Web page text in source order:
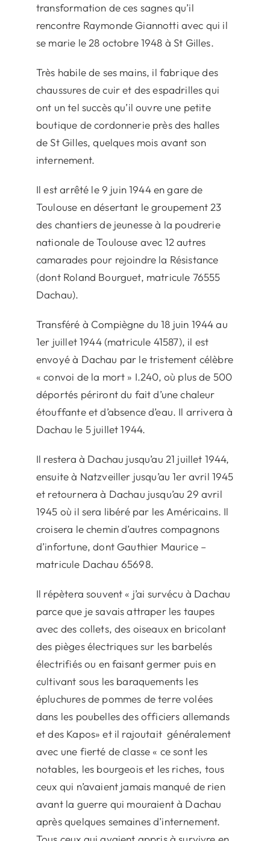
transformation de ces sagnes qu’il
rencontre Raymonde Giannotti avec qui il
se marie le 28 octobre 1948 à St Gilles.
Très habile de ses mains, il fabrique des
chaussures de cuir et des espadrilles qui
ont un tel succès qu’il ouvre une petite
boutique de cordonnerie près des halles
de St Gilles, quelques mois avant son
internement.
Il est arrêté le 9 juin 1944 en gare de
Toulouse en désertant le groupement 23
des chantiers de jeunesse à la poudrerie
nationale de Toulouse avec 12 autres
camarades pour rejoindre la Résistance
(dont Roland Bourguet, matricule 76555
Dachau).
Transféré à Compiègne du 18 juin 1944 au
1er juillet 1944 (matricule 41587), il est
envoyé à Dachau par le tristement célèbre
« convoi de la mort » I.240, où plus de 500
déportés périront du fait d’une chaleur
étouffante et d’absence d’eau. Il arrivera à
Dachau le 5 juillet 1944.
Il restera à Dachau jusqu’au 21 juillet 1944,
ensuite à Natzveiller jusqu’au 1er avril 1945
et retournera à Dachau jusqu’au 29 avril
1945 où il sera libéré par les Américains. Il
croisera le chemin d’autres compagnons
d’infortune, dont Gauthier Maurice –
matricule Dachau 65698.
Il répètera souvent « j’ai survécu à Dachau
parce que je savais attraper les taupes
avec des collets, des oiseaux en bricolant
des pièges électriques sur les barbelés
électrifiés ou en faisant germer puis en
cultivant sous les baraquements les
épluchures de pommes de terre volées
dans les poubelles des officiers allemands
et des Kapos» et il rajoutait généralement
avec une fierté de classe « ce sont les
notables, les bourgeois et les riches, tous
ceux qui n’avaient jamais manqué de rien
avant la guerre qui mouraient à Dachau
après quelques semaines d’internement.